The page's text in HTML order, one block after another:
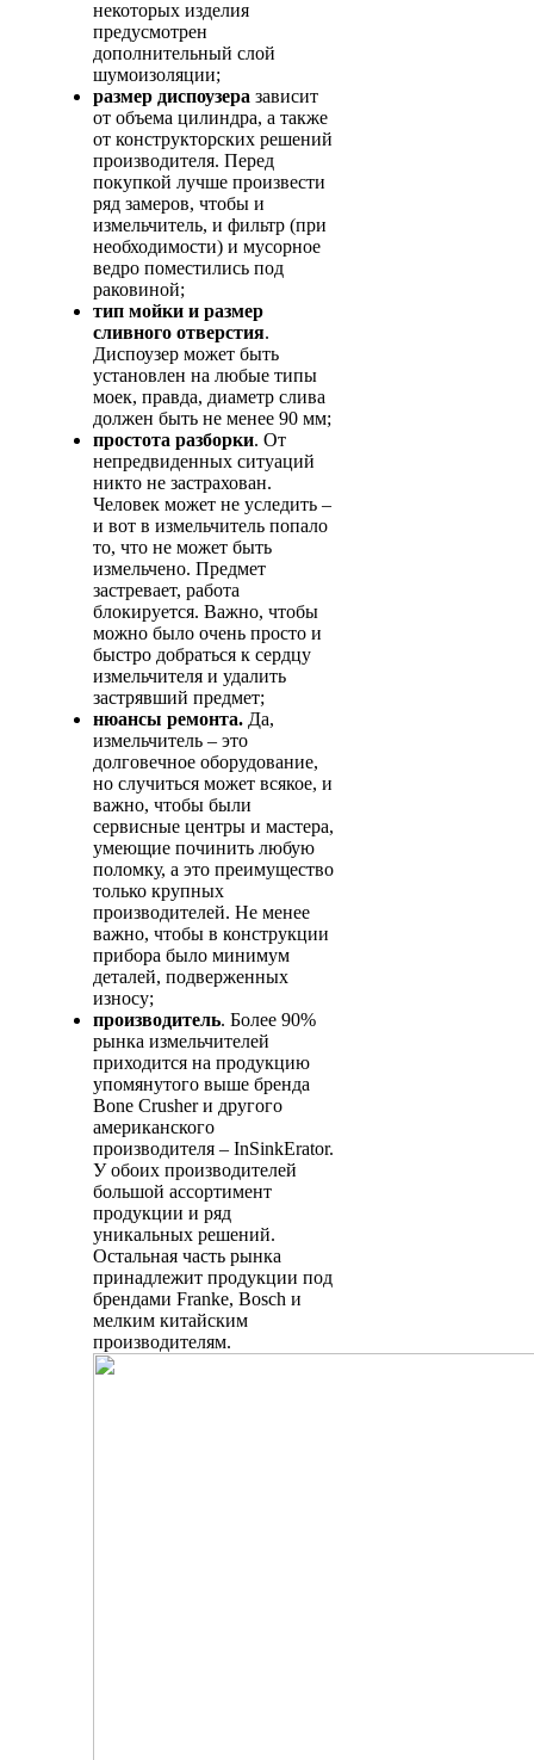
некоторых изделия
предусмотрен
дополнительный слой
шумоизоляции;
размер диспоузера зависит
от объема цилиндра, а также
от конструкторских решений
производителя. Перед
покупкой лучше произвести
ряд замеров, чтобы и
измельчитель, и фильтр (при
необходимости) и мусорное
ведро поместились под
раковиной;
тип мойки и размер
сливного отверстия.
Диспоузер может быть
установлен на любые типы
моек, правда, диаметр слива
должен быть не менее 90 мм;
простота разборки. От
непредвиденных ситуаций
никто не застрахован.
Человек может не уследить –
и вот в измельчитель попало
то, что не может быть
измельчено. Предмет
застревает, работа
блокируется. Важно, чтобы
можно было очень просто и
быстро добраться к сердцу
измельчителя и удалить
застрявший предмет;
нюансы ремонта. Да,
измельчитель – это
долговечное оборудование,
но случиться может всякое, и
важно, чтобы были
сервисные центры и мастера,
умеющие починить любую
поломку, а это преимущество
только крупных
производителей. Не менее
важно, чтобы в конструкции
прибора было минимум
деталей, подверженных
износу;
производитель. Более 90%
рынка измельчителей
приходится на продукцию
упомянутого выше бренда
Bone Crusher и другого
американского
производителя – InSinkErator.
У обоих производителей
большой ассортимент
продукции и ряд
уникальных решений.
Остальная часть рынка
принадлежит продукции под
брендами Franke, Bosch и
мелким китайским
производителям.